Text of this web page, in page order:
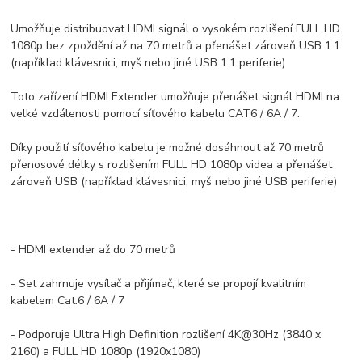
Umožňuje distribuovat HDMI signál o vysokém rozlišení FULL HD
1080p bez zpoždění až na 70 metrů a přenášet zároveň USB 1.1
(například klávesnici, myš nebo jiné USB 1.1 periferie)
Toto zařízení HDMI Extender umožňuje přenášet signál HDMI na
velké vzdálenosti pomocí síťového kabelu CAT6 / 6A / 7.
Díky použití síťového kabelu je možné dosáhnout až 70 metrů
přenosové délky s rozlišením FULL HD 1080p videa a přenášet
zároveň USB (například klávesnici, myš nebo jiné USB periferie)
- HDMI extender až do 70 metrů
- Set zahrnuje vysílač a přijímač, které se propojí kvalitním
kabelem Cat.6 / 6A / 7
- Podporuje Ultra High Definition rozlišení 4K@30Hz (3840 x
2160) a FULL HD 1080p (1920x1080)